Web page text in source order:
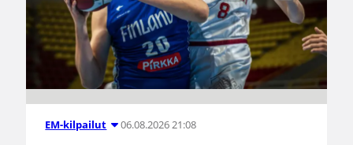
EM-kilpailut 06.08.2026 21:08